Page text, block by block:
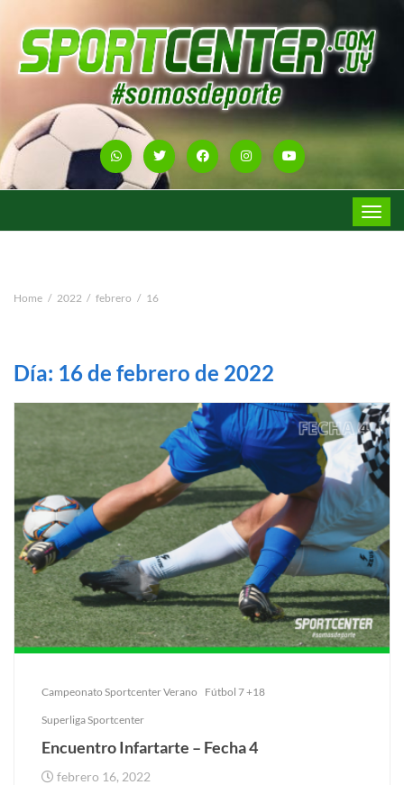
Toggle
Home 2022 febrero 16
Día: 16 de febrero de 2022
Campeonato Sportcenter Verano Fútbol 7 +18
Superliga Sportcenter
Encuentro Infartarte – Fecha 4
febrero 16, 2022